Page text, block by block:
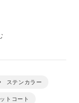
ステンカラー
トコート